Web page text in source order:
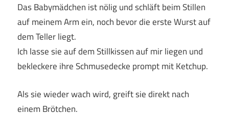
Das Babymädchen ist nölig und schläft beim Stillen
auf meinem Arm ein, noch bevor die erste Wurst auf
dem Teller liegt.
Ich lasse sie auf dem Stillkissen auf mir liegen und
bekleckere ihre Schmusedecke prompt mit Ketchup.
Als sie wieder wach wird, greift sie direkt nach
einem Brötchen.